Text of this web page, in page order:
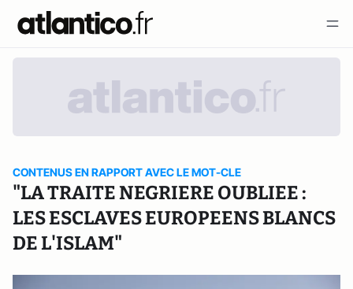
CONTENUS EN RAPPORT AVEC LE MOT-CLE
"LA TRAITE NEGRIERE OUBLIEE :
LES ESCLAVES EUROPEENS BLANCS
DE L'ISLAM"